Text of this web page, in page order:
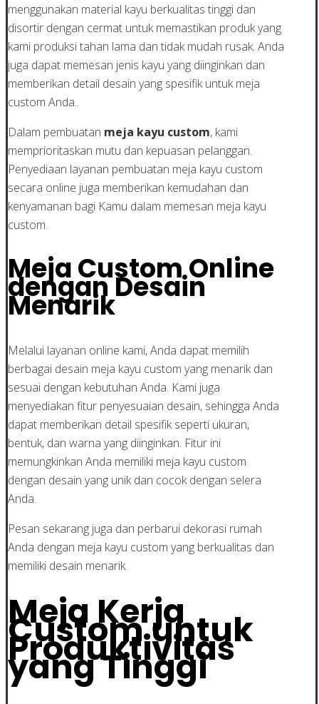
menggunakan material kayu berkualitas tinggi dan
disortir dengan cermat untuk memastikan produk yang
kami produksi tahan lama dan tidak mudah rusak. Anda
juga dapat memesan jenis kayu yang diinginkan dan
memberikan detail desain yang spesifik untuk meja
custom Anda..
Dalam pembuatan meja kayu custom, kami
memprioritaskan mutu dan kepuasan pelanggan.
Penyediaan layanan pembuatan meja kayu custom
secara online juga memberikan kemudahan dan
kenyamanan bagi Kamu dalam memesan meja kayu
custom.
Meja Custom Online
dengan Desain
Menarik
Melalui layanan online kami, Anda dapat memilih
berbagai desain meja kayu custom yang menarik dan
sesuai dengan kebutuhan Anda. Kami juga
menyediakan fitur penyesuaian desain, sehingga Anda
dapat memberikan detail spesifik seperti ukuran,
bentuk, dan warna yang diinginkan. Fitur ini
memungkinkan Anda memiliki meja kayu custom
dengan desain yang unik dan cocok dengan selera
Anda.
Pesan sekarang juga dan perbarui dekorasi rumah
Anda dengan meja kayu custom yang berkualitas dan
memiliki desain menarik.
Meja Kerja
Custom untuk
Produktivitas
yang Tinggi